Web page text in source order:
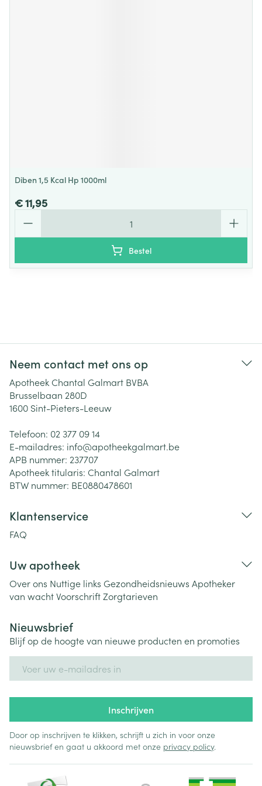
Diben 1,5 Kcal Hp 1000ml
€ 11,95
Bestel
Neem contact met ons op
Apotheek Chantal Galmart BVBA
Brusselbaan 280D
1600 Sint-Pieters-Leeuw
Telefoon: 02 377 09 14
E-mailadres: info@apotheekgalmart.be
APB nummer: 237707
Apotheek titularis: Chantal Galmart
BTW nummer: BE0880478601
Klantenservice
FAQ
Uw apotheek
Over ons Nuttige links Gezondheidsnieuws Apotheker
van wachtVoorschriftZorgtarieven
Nieuwsbrief
Blijf op de hoogte van nieuwe producten en promoties
Inschrijven
Door op inschrijven te klikken, schrijft u zich in voor onze
nieuwsbrief en gaat u akkoord met onze privacy policy.